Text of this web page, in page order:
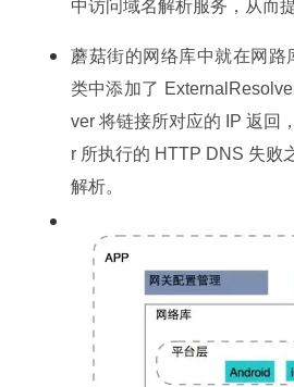
中访问域名解析服务，从而
蘑菇街的网络库中就在网路
类中添加了
ver 将链接所对应的 IP 返回
r 所执行的 HTTP DNS 失败
解析。